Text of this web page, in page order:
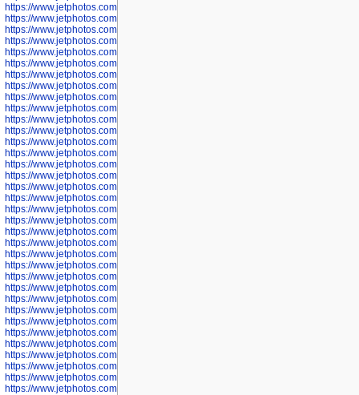
https://www.jetphotos.com/photographer/602746
https://www.jetphotos.com/photographer/602748
https://www.jetphotos.com/photographer/602749
https://www.jetphotos.com/photographer/602750
https://www.jetphotos.com/photographer/602757
https://www.jetphotos.com/photographer/602758
https://www.jetphotos.com/photographer/602762
https://www.jetphotos.com/photographer/602763
https://www.jetphotos.com/photographer/602764
https://www.jetphotos.com/photographer/602769
https://www.jetphotos.com/photographer/602770
https://www.jetphotos.com/photographer/602772
https://www.jetphotos.com/photographer/602773
https://www.jetphotos.com/photographer/602774
https://www.jetphotos.com/photographer/602775
https://www.jetphotos.com/photographer/601186
https://www.jetphotos.com/photographer/601188
https://www.jetphotos.com/photographer/601189
https://www.jetphotos.com/photographer/601191
https://www.jetphotos.com/photographer/601192
https://www.jetphotos.com/photographer/601194
https://www.jetphotos.com/photographer/601196
https://www.jetphotos.com/photographer/601197
https://www.jetphotos.com/photographer/601248
https://www.jetphotos.com/photographer/601249
https://www.jetphotos.com/photographer/601250
https://www.jetphotos.com/photographer/601251
https://www.jetphotos.com/photographer/601252
https://www.jetphotos.com/photographer/601254
https://www.jetphotos.com/photographer/601255
https://www.jetphotos.com/photographer/601256
https://www.jetphotos.com/photographer/601258
https://www.jetphotos.com/photographer/601260
https://www.jetphotos.com/photographer/601261
https://www.jetphotos.com/photographer/601263